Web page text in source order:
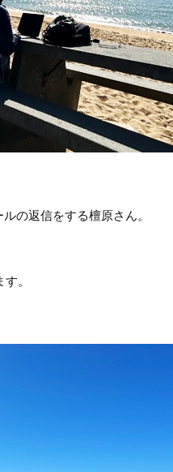
の返信をする檀原さん。
。